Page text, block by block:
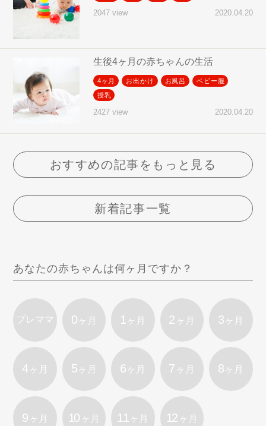
2047 view 2020.04.20
生後4ヶ月の赤ちゃんの生活
4ヶ月 お出かけ お風呂
ベビー服
授乳
2427 view 2020.04.20
おすすめの記事をもっと見る
新着記事一覧
あなたの赤ちゃんは何ヶ月ですか？
プレママ 0 ヶ月 1 ヶ月 2 ヶ月 3 ヶ月
4 ヶ月 5 ヶ月 6 ヶ月 7 ヶ月 8 ヶ月
9 ヶ月 10 ヶ月 11 ヶ月 12 ヶ月